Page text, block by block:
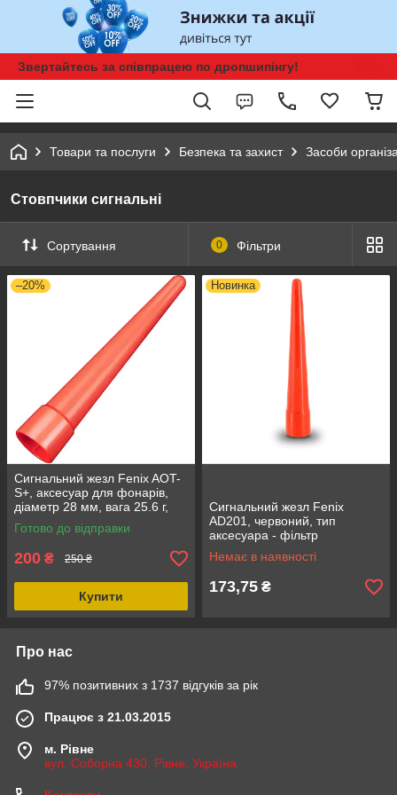
Звертайтесь за співпрацею по дропшипінгу!
Товари та послуги Безпека та захист Засоби
Стовпчики сигнальні
Сортування 0 Фільтри
–20%
Сигнальний жезл Fenix AOT-
S+, аксесуар для фонарів,
діаметр 28 мм, вага 25.6 г,
полікарбонат, червоний
фільтр
Готово до відправки
200 ₴ 250 ₴
Купити
Новинка
Сигнальний жезл Fenix
AD201, червоний, тип
аксесуара - фільтр
Немає в наявності
173,75 ₴
Про нас
97% позитивних з 1737 відгуків за рік
Працює з 21.03.2015
м. Рівне
вул. Соборна 430, Рівне, Україна